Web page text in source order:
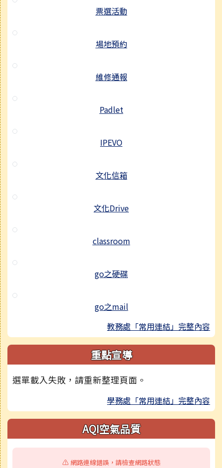
票選活動
場地預約
維修通報
Padlet
IPEVO
文化信箱
文化Drive
classroom
go之硬碟
go之mail
教務處「常用連結」完整內容
重點宣導
選單載入失敗，請重新整理頁面。
學務處「常用連結」完整內容
AQI空氣品質
⚠️ 網路連線錯誤，請檢查網路狀態